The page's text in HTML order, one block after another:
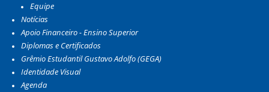
Equipe
Notícias
Apoio Financeiro - Ensino Superior
Diplomas e Certificados
Grêmio Estudantil Gustavo Adolfo (GEGA)
Identidade Visual
Agenda